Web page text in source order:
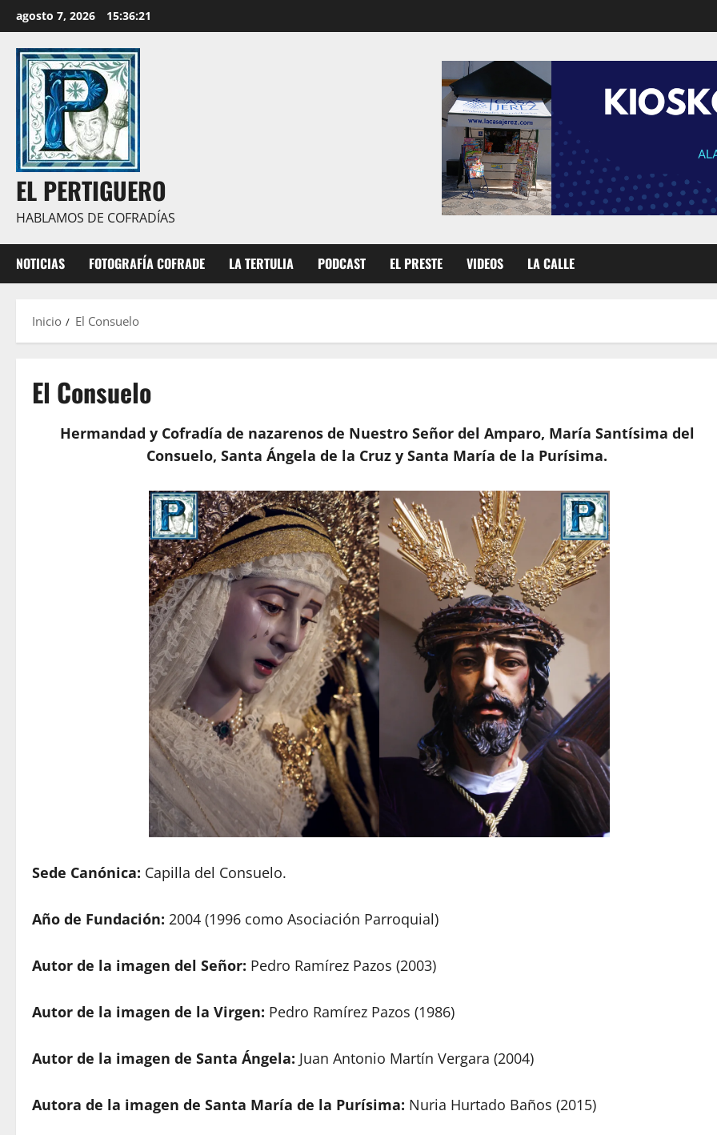
al
contenido
agosto 7, 2026 15:36:22
EL PERTIGUERO
HABLAMOS DE COFRADÍAS
NOTICIAS FOTOGRAFÍA COFRADE LA TERTULIA PODCAST EL PRESTE VIDEOS LA CALLE
Inicio El Consuelo
El Consuelo
Hermandad y Cofradía de nazarenos de Nuestro Señor del Amparo, María Santísima del
Consuelo, Santa Ángela de la Cruz y Santa María de la Purísima.
Sede Canónica: Capilla del Consuelo.
Año de Fundación: 2004 (1996 como Asociación Parroquial)
Autor de la imagen del Señor: Pedro Ramírez Pazos (2003)
Autor de la imagen de la Virgen: Pedro Ramírez Pazos (1986)
Autor de la imagen de Santa Ángela: Juan Antonio Martín Vergara (2004)
Autora de la imagen de Santa María de la Purísima: Nuria Hurtado Baños (2015)